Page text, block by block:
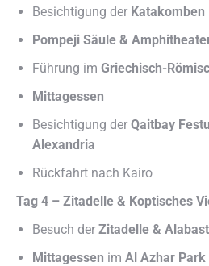
Besichtigung der Katakomben
Pompeji Säule &
Führung im Griechisch-
Mittagessen
Besichtigung der Qaitbay
Alexandria
Rückfahrt nach Kairo
Tag 4 – Zitadelle & Koptisches
Besuch der Zitadelle &
Mittagessen im Al Azhar Park